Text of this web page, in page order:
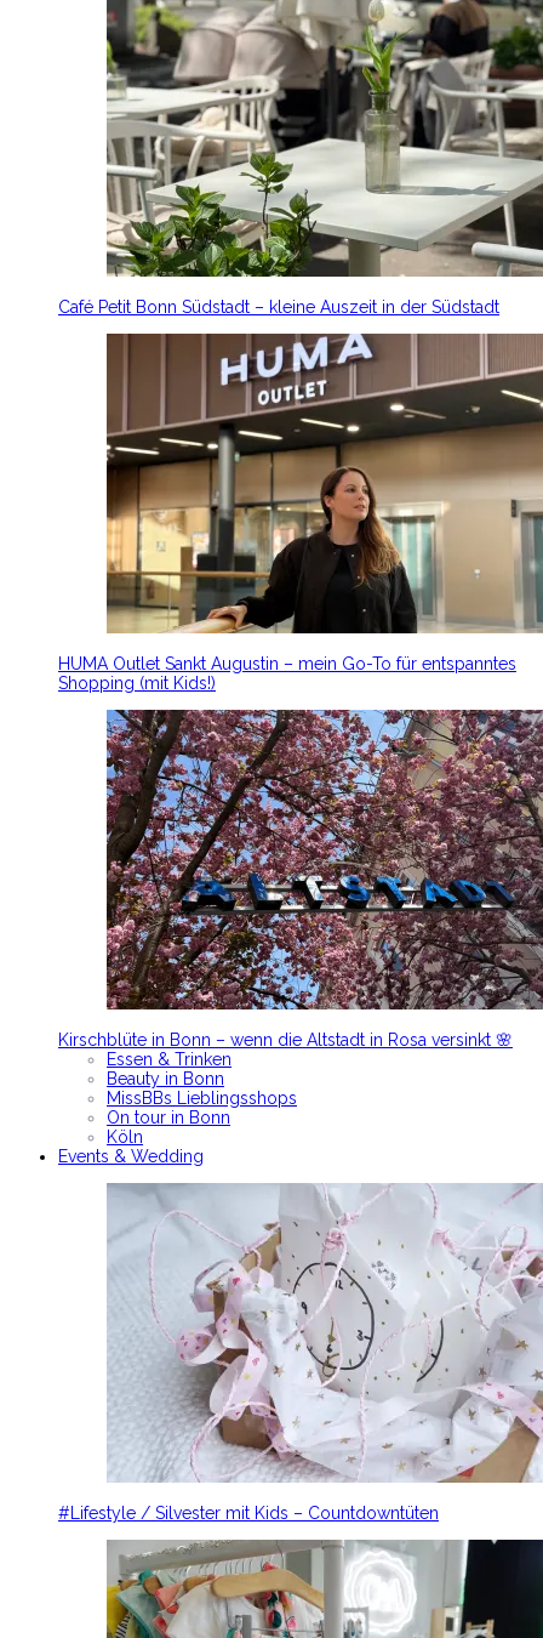
Café Petit Bonn Südstadt – kleine Auszeit in der Südstadt
HUMA Outlet Sankt Augustin – mein Go-To für entspanntes
Shopping (mit Kids!)
Kirschblüte in Bonn – wenn die Altstadt in Rosa versinkt 🌸
Essen & Trinken
Beauty in Bonn
MissBBs Lieblingsshops
On tour in Bonn
Köln
Events & Wedding
#Lifestyle / Silvester mit Kids – Countdowntüten